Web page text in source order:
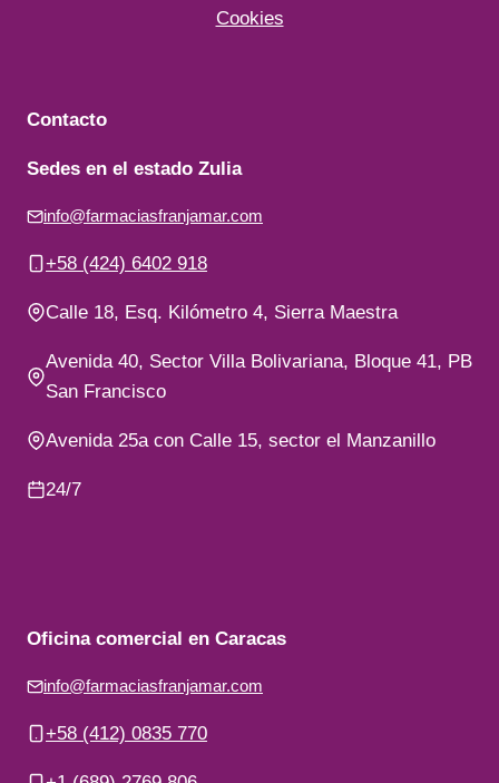
Cookies
Contacto
Sedes en el estado Zulia
info@farmaciasfranjamar.com
+58 (424) 6402 918
Calle 18, Esq. Kilómetro 4, Sierra Maestra
Avenida 40, Sector Villa Bolivariana, Bloque 41, PB
San Francisco
Avenida 25a con Calle 15, sector el Manzanillo
24/7
Oficina comercial en Caracas
info@farmaciasfranjamar.com
+58 (412) 0835 770